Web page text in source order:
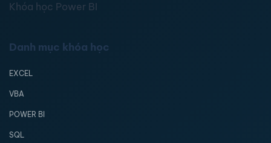
Khóa học Power BI
Danh mục khóa học
EXCEL
VBA
POWER BI
SQL